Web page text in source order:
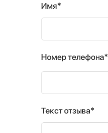
Имя*
Номер телефона*
Текст отзыва*